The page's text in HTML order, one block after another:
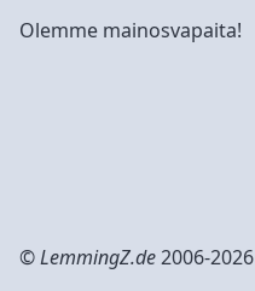
Olemme mainosvapaita!
©LemmingZ.de2006-2026